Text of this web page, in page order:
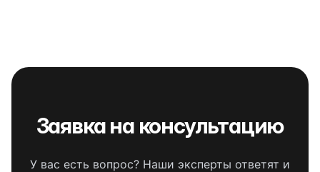
Заявка на консультацию
У вас есть вопрос? Наши эксперты ответят и